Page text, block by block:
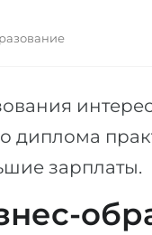
диплома
зарплаты.